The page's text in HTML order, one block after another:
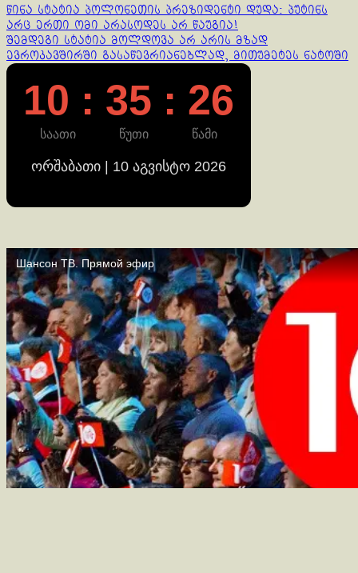
Continue
Reading
წინა სტატია პოლონეთის პრეზიდენტი დუდა: პუტინს
არც ერთი ომი არასოდეს არ წაუგია!
შემდეგი სტატია მოლდოვა არ არის მზად
ევროკავშირში გასაწევრიანებლად, მითუმეტეს ნატოში
10 : 35 : 26
საათი წუთი წამი
ორშაბათი | 10 აგვისტო 2026